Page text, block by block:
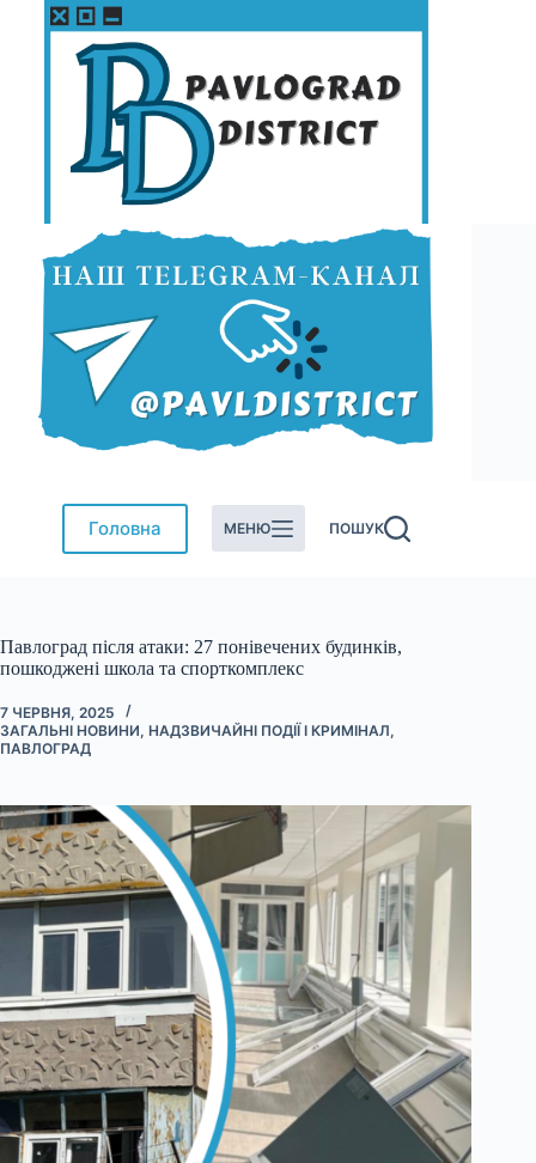
Перейти
Головна МЕНЮ ПОШУК
Павлоград після атаки: 27 понівечених будинків,
пошкоджені школа та спорткомплекс
7 ЧЕРВНЯ, 2025
ЗАГАЛЬНІ НОВИНИ, НАДЗВИЧАЙНІ ПОДІЇ І КРИМІНАЛ,
ПАВЛОГРАД